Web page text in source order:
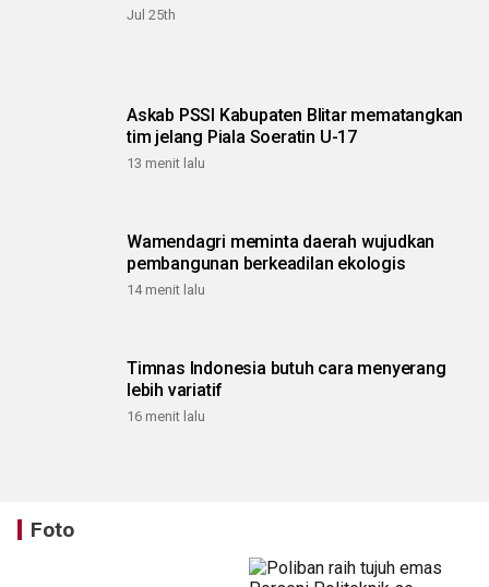
Jul 25th
Askab PSSI Kabupaten Blitar mematangkan
tim jelang Piala Soeratin U-17
13 menit lalu
Wamendagri meminta daerah wujudkan
pembangunan berkeadilan ekologis
14 menit lalu
Timnas Indonesia butuh cara menyerang
lebih variatif
16 menit lalu
Foto